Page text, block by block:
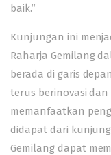
baik.”
Kunjungan ini
Raharja Gemilang
berada di garis
terus berinovasi
memanfaatkan
didapat dari
Gemilang dapat